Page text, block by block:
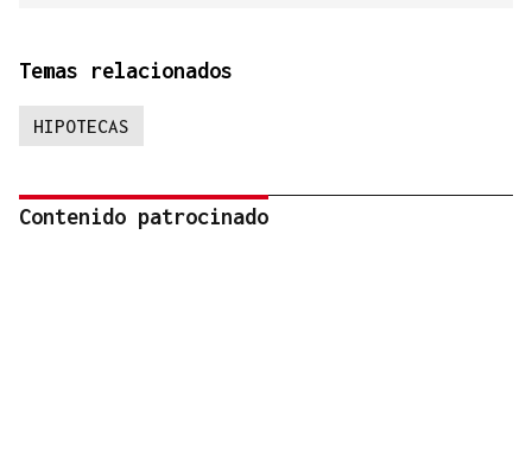
Temas relacionados
HIPOTECAS
Contenido patrocinado